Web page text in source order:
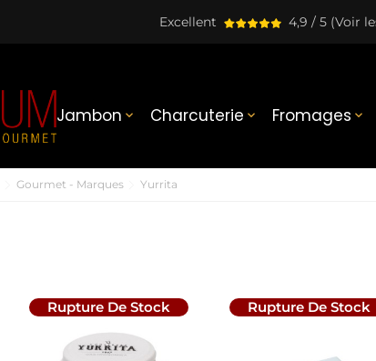
Excellent 4,9 / 5 (Voir
Jambon  Charcuterie  Fromages 
Gourmet - Marques Yurrita
Rupture De Stock Rupture De Stock